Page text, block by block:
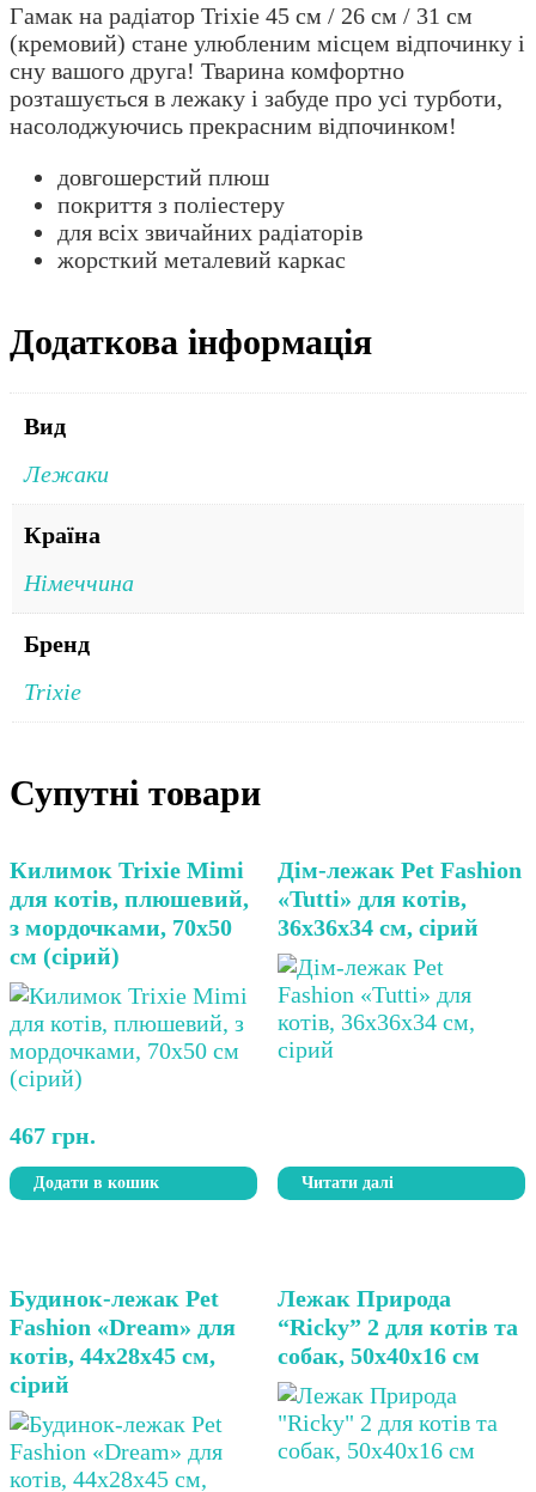
Гамак на радіатор Trixie 45 см / 26 см / 31 см
(кремовий) стане улюбленим місцем відпочинку і
сну вашого друга! Тварина комфортно
розташується в лежаку і забуде про усі турботи,
насолоджуючись прекрасним відпочинком!
довгошерстий плюш
покриття з поліестеру
для всіх звичайних радіаторів
жорсткий металевий каркас
Додаткова інформація
Вид
Лежаки
Країна
Німеччина
Бренд
Trixie
Супутні товари
Килимок Trixie Mimi
для котів, плюшевий,
з мордочками, 70х50
см (сірий)
467 грн.
Додати в кошик
Дім-лежак Pet Fashion
«Tutti» для котів,
36x36x34 см, сірий
Читати далі
Будинок-лежак Pet
Fashion «Dream» для
котів, 44х28х45 см,
сірий
Лежак Природа
“Ricky” 2 для котів та
собак, 50х40х16 см